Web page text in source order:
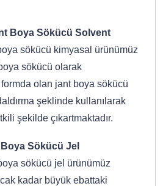
Boya Sökücü Solvent
sökücü kimyasal ürünümüz
sökücü olarak
formda olan jant boya sökücü
şeklinde kullanılarak
şekilde çıkartmaktadır.
Sökücü Jel
sökücü jel ürünümüz
kadar büyük ebattaki